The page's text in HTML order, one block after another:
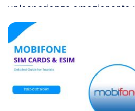
un’esperienza emozionante
anche stressante per i
fondamentale orientarsi in
Paese e con una nuova
assicurandosi di avere un
telefonico funzionante.
una scheda SIM locale
dovrebbe essere in cima alla